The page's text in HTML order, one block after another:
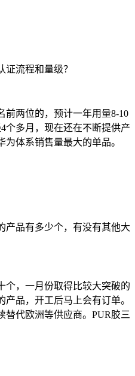
证流程和量级？
前两位的，预计一年用量8-10
个多月，现在还在不断提供产
为体系销售量最大的单品。
产品有多少个，有没有其他大
个，一月份取得比较大突破的
品，开工后马上会有订单。
替代欧洲等供应商。PUR胶三